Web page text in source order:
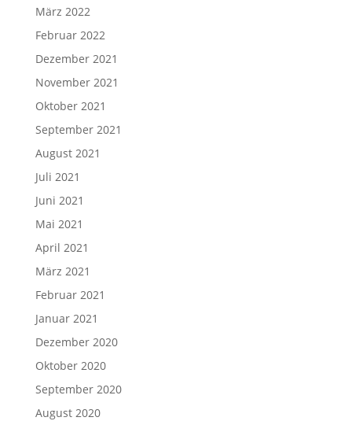
März 2022
Februar 2022
Dezember 2021
November 2021
Oktober 2021
September 2021
August 2021
Juli 2021
Juni 2021
Mai 2021
April 2021
März 2021
Februar 2021
Januar 2021
Dezember 2020
Oktober 2020
September 2020
August 2020